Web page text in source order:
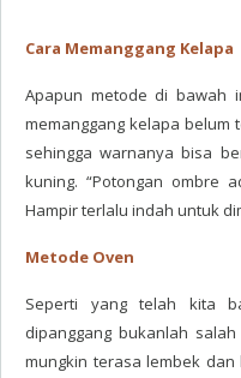
Cara Memanggang Kelapa
Apapun metode di bawah
memanggang kelapa belum
sehingga warnanya bisa
kuning. “Potongan ombre
Hampir terlalu indah untuk
Metode Oven
Seperti yang telah kita
dipanggang bukanlah
mungkin terasa lembek